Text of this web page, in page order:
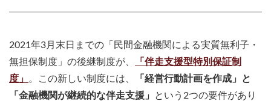
2021年3月末日までの「民間金融機関による実質無利子・
無担保制度」の後継制度が、
「伴走支援型特別保証制
度」
。この新しい制度には、
「経営行動計画を作成」と
「金融機関が継続的な伴走支援」
という2つの要件があり